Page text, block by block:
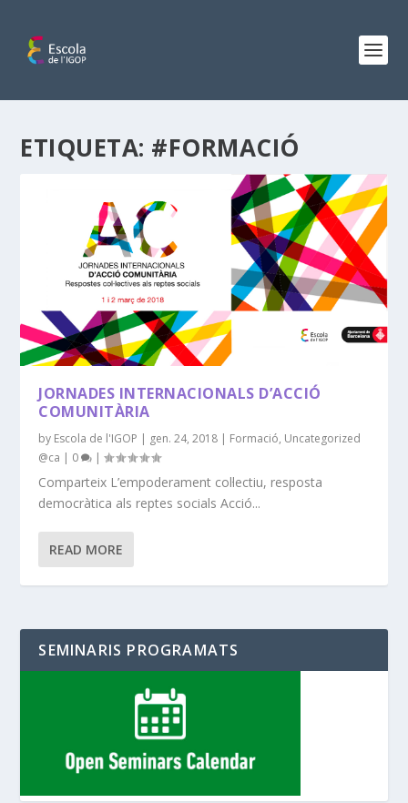
ETIQUETA: #FORMACIÓ
JORNADES INTERNACIONALS D’ACCIÓ
COMUNITÀRIA
by Escola de l'IGOP | gen. 24, 2018 | Formació, Uncategorized
@ca | 0 |
Comparteix L’empoderament col·lectiu, resposta
democràtica als reptes socials Acció...
READ MORE
SEMINARIS PROGRAMATS